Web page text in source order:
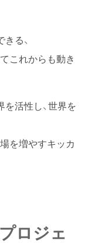
る、
これからも動き
活性し、世界を
を増やすキッカ
ロジェ